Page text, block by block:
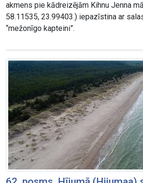
akmens pie kādreizējām Kihnu Jenna
58.11535, 23.99403.) iepazīstina ar
“mežonīgo kapteini”.